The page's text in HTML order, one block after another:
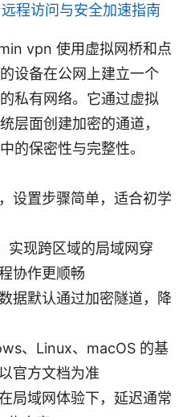
程访问与安全加速指南
vpn 使用虚拟网桥和点
设备在公网上建立一个
私有网络。它通过虚拟
层面创建加密的通道，
的保密性与完整性。
设置步骤简单，适合初学
实现跨区域的局域网穿
协作更顺畅
据默认通过加密隧道，降
、Linux、macOS 的基
官方文档为准
局域网体验下，延迟通常